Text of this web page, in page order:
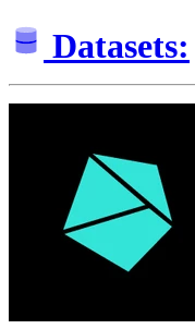
Datasets: